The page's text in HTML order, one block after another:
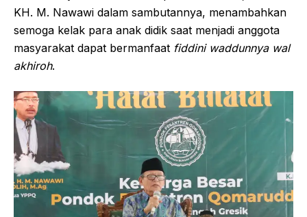
KH. M. Nawawi dalam sambutannya, menambahkan
semoga kelak para anak didik saat menjadi anggota
masyarakat dapat bermanfaat fiddini waddunnya wal
akhiroh.